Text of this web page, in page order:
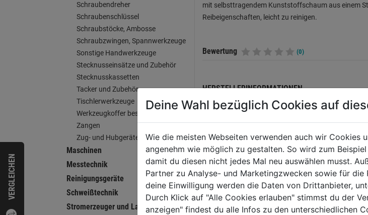
VERGLEICHEN
Schraubendreher
Schraubenschlüssel
Schraubstöcke, Ambosse
Schraubzwingen, Spannwerkzeuge
Sonstige Handwerkzeuge
Stecknusseinsätze und Zubehör
Stecknusskassetten
Tacker und Zubehör
Tischlerwerkzeuge
Werkzeugkoffer bestückt
Zangen
Zug- und Hubgeräte
Maschinen
Messtechnik
Reinigungsgeräte
Schweißtechnik
Stromerzeuger und Ladegeräte
mit selbsttragendem Kunststoffschaum aus einem
Reibeigenschaften, leicht zu reinigen.
Bewertung (0)
HERSTELLERINFORMATIONEN
WEITERE PRODUKTE AUS
Deine Wahl bezüglich Cookies auf
Wie die meisten Webseiten verwenden auch wir Cookies
angenehm wie möglich zu gestalten. So wird zum
damit du diesen nicht jedes Mal neu auswählen musst.
Partner zu Analyse- und Marketingzwecken sowie für die
deine Einwilligung werden die Daten von Drittanbieter,
Durch Klick auf "Alle Cookies erlauben" stimmst du der
anzeigen" findest du alle Infos zu den unterschiedlichen